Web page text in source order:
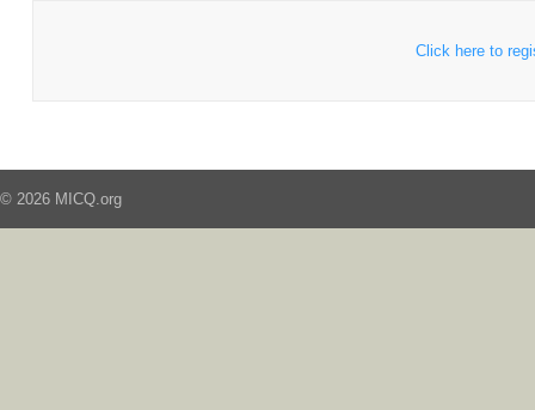
Click here to
© 2026 MICQ.org